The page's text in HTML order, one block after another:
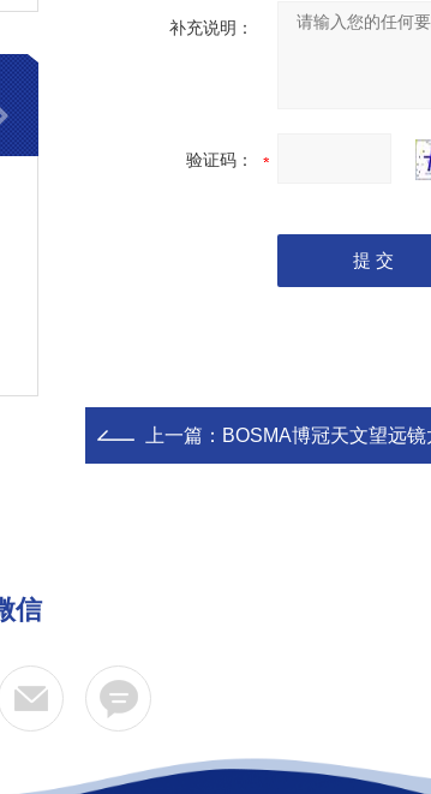
补充说明：
验证码：
上一篇： BOSMA博冠天文望远镜太阳神摄影套
信